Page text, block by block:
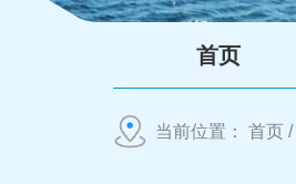
首页
当前位置： 首页 /